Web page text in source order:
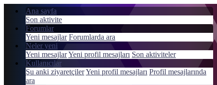
Ana sayfa
Son aktivite
Forumlar
Yeni mesajlar Forumlarda ara
Neler yeni
Yeni mesajlarYeni profil mesajları Son aktiviteler
Kullanıcılar
Şu anki ziyaretçilerYeni profil mesajları Profil mesajlarında
ara
Menü
Giriş yap
Kayıt ol